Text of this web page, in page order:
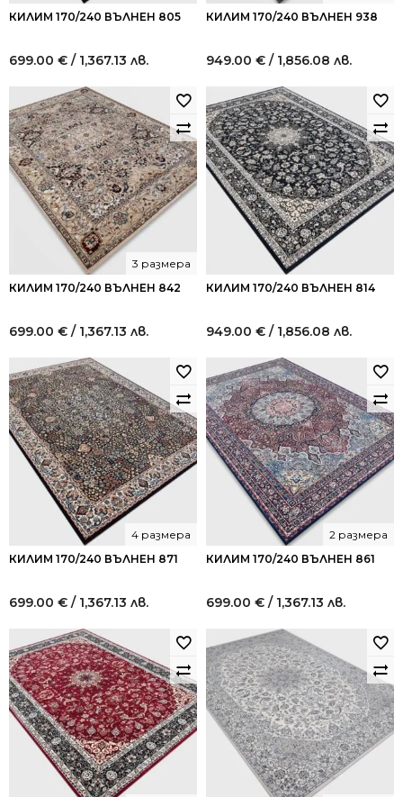
КИЛИМ 170/240 ВЪЛНЕН 805
699.00 € / 1,367.13 лв.
КИЛИМ 170/240 ВЪЛНЕН 938
949.00 € / 1,856.08 лв.
КИЛИМ 170/240 ВЪЛНЕН 842
3 размера
699.00 € / 1,367.13 лв.
КИЛИМ 170/240 ВЪЛНЕН 814
949.00 € / 1,856.08 лв.
КИЛИМ 170/240 ВЪЛНЕН 871
4 размера
699.00 € / 1,367.13 лв.
КИЛИМ 170/240 ВЪЛНЕН 861
2 размера
699.00 € / 1,367.13 лв.